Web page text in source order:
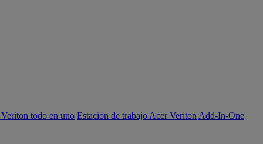
todo en uno Estación de trabajo Acer Veriton Add-In-One